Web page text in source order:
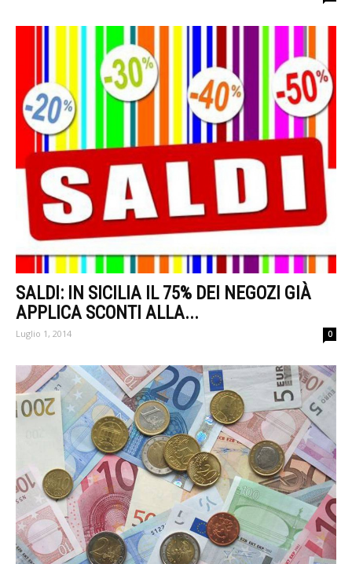
SALDI: IN SICILIA IL 75% DEI NEGOZI GIÀ
APPLICA SCONTI ALLA...
Luglio 1, 2014 0